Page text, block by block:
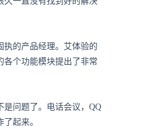
执的产品经理。艾体验的
各个功能模块提出了非常
问题了。电话会议，QQ
起来。